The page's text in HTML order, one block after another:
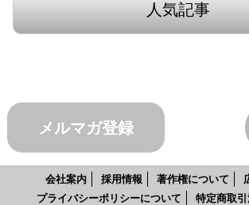
人気記事
メルマガ登録
会社案内 採用情報 著作権について
プライバシーポリシーについて
特定商取